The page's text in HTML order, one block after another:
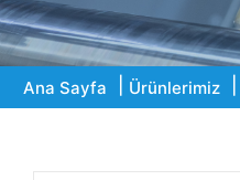
Ana Sayfa Ürünlerimiz